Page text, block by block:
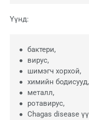
Үүнд:
бактери,
вирус,
шимэгч хорхой,
химийн бодисууд,
металл,
ротавирус,
Chagas disease